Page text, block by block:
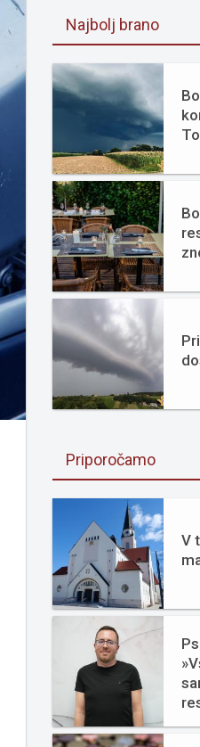
Najbolj brano
Priporočamo
V